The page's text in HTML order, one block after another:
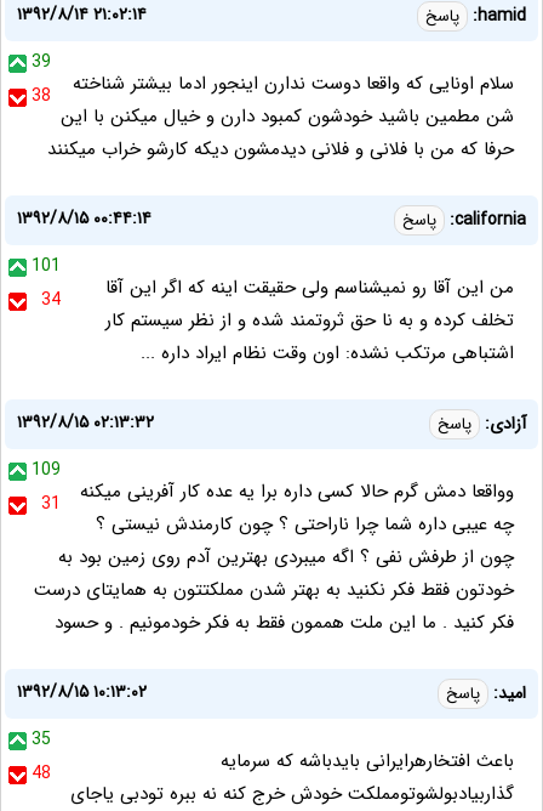
hamid: پاسخ
۱۳۹۲/۸/۱۴ ۲۱:۰۲:۱۴
39
38
سلام اونایی که واقعا دوست ندارن اینجور ادما بیشتر شناخته
شن مطمین باشید خودشون کمبود دارن و خیال میکنن با این
حرفا که من با فلانی و فلانی دیدمشون دیکه کارشو خراب میکنند
california: پاسخ
۱۳۹۲/۸/۱۵ ۰۰:۴۴:۱۴
101
34
من این آقا رو نمیشناسم ولی حقیقت اینه که اگر این آقا
تخلف کرده و به نا حق ثروتمند شده و از نظر سیستم کار
اشتباهی مرتکب نشده: اون وقت نظام ایراد داره ...
آزادی: پاسخ
۱۳۹۲/۸/۱۵ ۰۲:۱۳:۳۲
109
31
وواقعا دمش گرم حالا کسی داره برا یه عده کار آفرینی میکنه
چه عیبی داره شما چرا ناراحتی ؟ چون کارمندش نیستی ؟
چون از طرفش نفی ؟ اگه میبردی بهترین آدم روی زمین بود به
خودتون فقط فکر نکنید به بهتر شدن مملکتتون به همایتای درست
فکر کنید . ما این ملت هممون فقط به فکر خودمونیم . و حسود
امید: پاسخ
۱۳۹۲/۸/۱۵ ۱۰:۱۳:۰۲
35
48
باعث افتخارهرایرانی بایدباشه که سرمایه
گذاربیادبولشوتومملکت خودش خرج کنه نه ببره تودبی یاجای